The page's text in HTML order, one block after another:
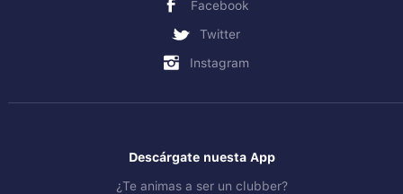
Facebook
Twitter
Instagram
Descárgate nuesta App
¿Te animas a ser un clubber?